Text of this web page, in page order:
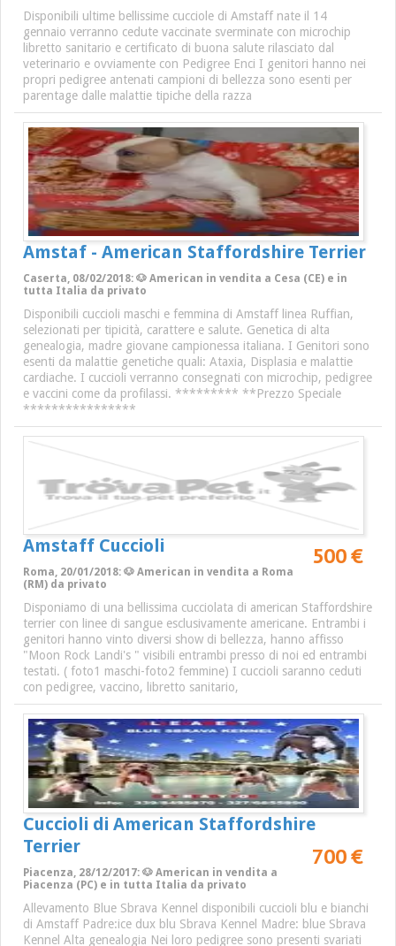
Disponibili ultime bellissime cucciole di Amstaff nate il 14
gennaio verranno cedute vaccinate sverminate con microchip
libretto sanitario e certificato di buona salute rilasciato dal
veterinario e ovviamente con Pedigree Enci I genitori hanno nei
propri pedigree antenati campioni di bellezza sono esenti per
parentage dalle malattie tipiche della razza
Amstaf - American Staffordshire Terrier
Caserta, 08/02/2018: 🐶 American in vendita a Cesa (CE) e in
tutta Italia da privato
Disponibili cuccioli maschi e femmina di Amstaff linea Ruffian,
selezionati per tipicità, carattere e salute. Genetica di alta
genealogia, madre giovane campionessa italiana. I Genitori sono
esenti da malattie genetiche quali: Ataxia, Displasia e malattie
cardiache. I cuccioli verranno consegnati con microchip, pedigree
e vaccini come da profilassi. ********* **Prezzo Speciale
****************
Amstaff Cuccioli 500 €
Roma, 20/01/2018: 🐶 American in vendita a Roma
(RM) da privato
Disponiamo di una bellissima cucciolata di american Staffordshire
terrier con linee di sangue esclusivamente americane. Entrambi i
genitori hanno vinto diversi show di bellezza, hanno affisso
"Moon Rock Landi's " visibili entrambi presso di noi ed entrambi
testati. ( foto1 maschi-foto2 femmine) I cuccioli saranno ceduti
con pedigree, vaccino, libretto sanitario,
Cuccioli di American Staffordshire
Terrier
700 €
Piacenza, 28/12/2017: 🐶 American in vendita a
Piacenza (PC) e in tutta Italia da privato
Allevamento Blue Sbrava Kennel disponibili cuccioli blu e bianchi
di Amstaff Padre:ice dux blu Sbrava Kennel Madre: blue Sbrava
Kennel Alta genealogia Nei loro pedigree sono presenti svariati